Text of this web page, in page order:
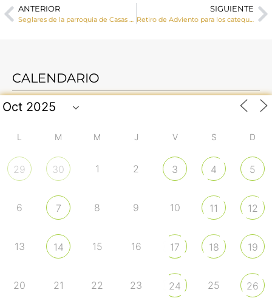
ANTERIOR
Seglares de la parroquia de Casas de Fernando Alonso se forman como lectores de la Palabra de Dios
SIGUIENTE
Retiro de Adviento para los catequistas de la diócesis
CALENDARIO
L M M J V S D
29 30 1 2 3 4 5
6 7 8 9 10 11 12
13 14 15 16 17 18 19
20 21 22 23 24 25 26